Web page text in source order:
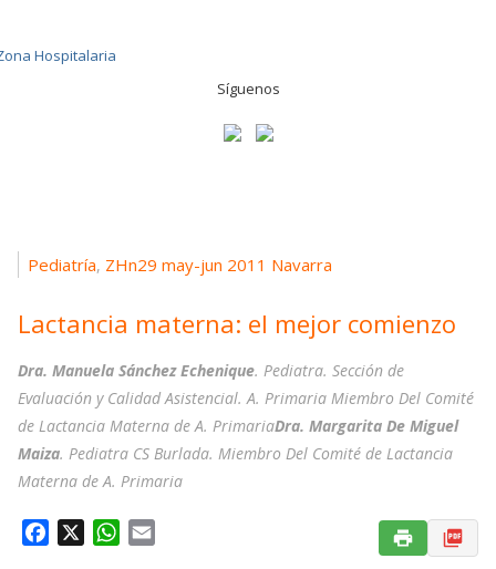
Síguenos
Pediatría, ZHn29 may-jun 2011 Navarra
Lactancia materna: el mejor comienzo
Dra. Manuela Sánchez Echenique. Pediatra. Sección de
Evaluación y Calidad Asistencial. A. Primaria Miembro Del Comité
de Lactancia Materna de A. PrimariaDra. Margarita De Miguel
Maiza. Pediatra CS Burlada. Miembro Del Comité de Lactancia
Materna de A. Primaria
W